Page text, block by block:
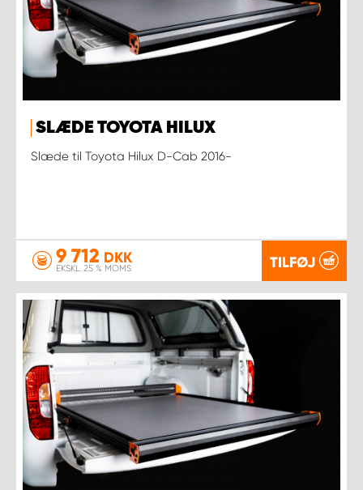
SLÆDE TOYOTA HILUX
Slæde til Toyota Hilux D-Cab 2016-
9 712 DKK
EKSKL. 25 % MOMS TILFØJ